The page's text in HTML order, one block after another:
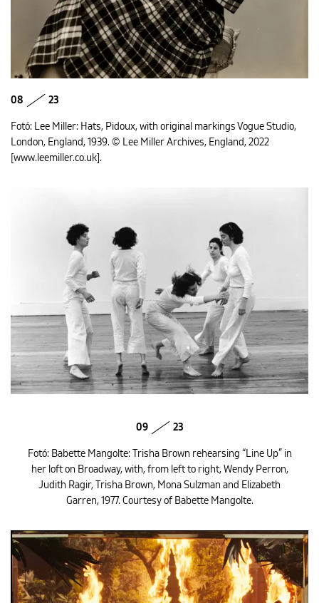
08 23
Fotó: Lee Miller: Hats, Pidoux, with original markings Vogue Studio,
London, England, 1939. © Lee Miller Archives, England, 2022
[www.leemiller.co.uk].
09 23
Fotó: Babette Mangolte: Trisha Brown rehearsing “Line Up” in
her loft on Broadway, with, from left to right, Wendy Perron,
Judith Ragir, Trisha Brown, Mona Sulzman and Elizabeth
Garren, 1977. Courtesy of Babette Mangolte.